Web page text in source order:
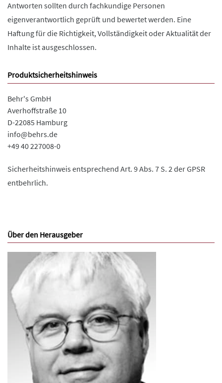
Antworten sollten durch fachkundige Personen
eigenverantwortlich geprüft und bewertet werden. Eine
Haftung für die Richtigkeit, Vollständigkeit oder Aktualität der
Inhalte ist ausgeschlossen.
Produktsicherheitshinweis
Behr's GmbH
Averhoffstraße 10
D-22085 Hamburg
info@behrs.de
+49 40 227008-0
Sicherheitshinweis entsprechend Art. 9 Abs. 7 S. 2 der GPSR
entbehrlich.
Über den Herausgeber